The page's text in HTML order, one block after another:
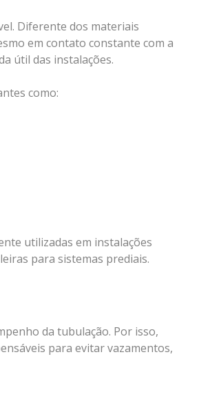
Diferente dos materiais
em contato constante com a
útil das instalações.
como:
utilizadas em instalações
para sistemas prediais.
da tubulação. Por isso,
para evitar vazamentos,